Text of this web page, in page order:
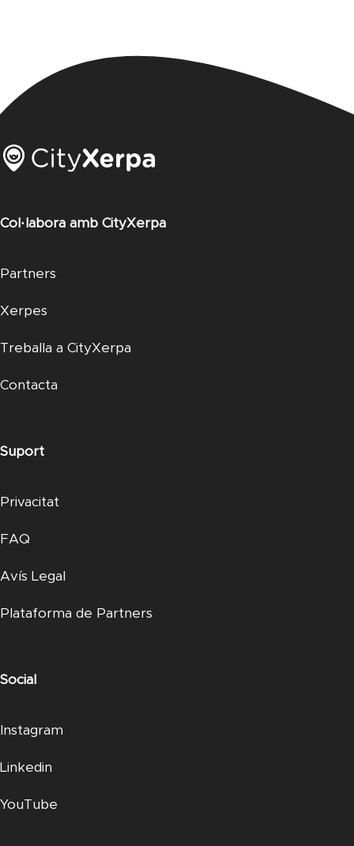
Col·labora amb CityXerpa
Partners
Xerpes
Treballa a CityXerpa
Contacta
Suport
Privacitat
FAQ
Avís Legal
Plataforma de Partners
Social
Instagram
Linkedin
YouTube